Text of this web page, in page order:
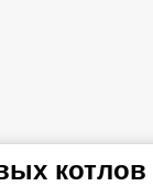
котлов